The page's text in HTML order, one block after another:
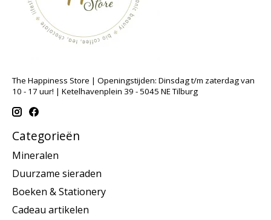
The Happiness Store | Openingstijden: Dinsdag t/m zaterdag van
10 - 17 uur! | Ketelhavenplein 39 - 5045 NE Tilburg
Categorieën
Mineralen
Duurzame sieraden
Boeken & Stationery
Cadeau artikelen